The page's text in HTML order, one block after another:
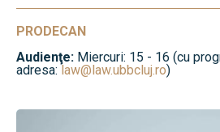
PRODECAN
Audienţe: Miercuri: 15 - 16 (cu
adresa: law@law.ubbcluj.ro)